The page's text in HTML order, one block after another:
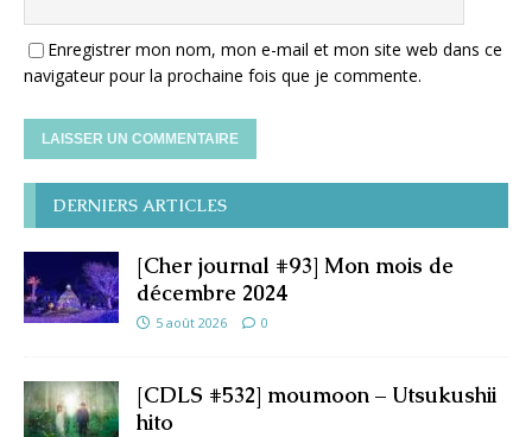
Enregistrer mon nom, mon e-mail et mon site web dans ce
navigateur pour la prochaine fois que je commente.
DERNIERS ARTICLES
[Cher journal #93] Mon mois de
décembre 2024
5 août 2026 0
[CDLS #532] moumoon – Utsukushii
hito